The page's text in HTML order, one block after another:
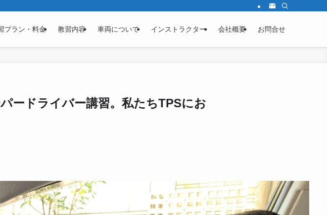
プラン・料金 教習内容 車両について インストラクター 会社概要 お問合せ
ードライバー講習。私たちTPSにお